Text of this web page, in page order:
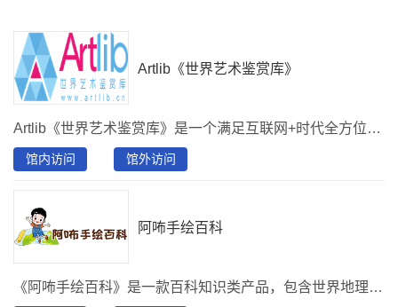
Artlib《世界艺术鉴赏库》
Artlib《世界艺术鉴赏库》是一个满足互联网+时代全方位艺术鉴赏需求的产品，收录高清图片并处于实时更新状态，涵盖油画、素描、版画、水彩、国画、书法、壁画、雕塑、篆刻、建筑艺术及其他类型，包含艺术普及、艺术故事、艺术品、艺术家、艺术机构、资讯六大内容模块。具有：知识系统组织、内容全面完整、数据深度标引、超级高清大图呈现、知识点内容模块关联、艺术辞典规范等专业特点。不仅能够提供高质量的艺术作品图片（可以进行高倍数放大，可以满足临摹、学习等多场景使用），同时能够为艺术鉴赏学习提供了大量的辅助素材和必要工具。
馆内访问 馆外访问
阿咘手绘百科
《阿咘手绘百科》是一款百科知识类产品，包含世界地理、中国地理、世界历史、中国历史、儿童教养、艺术素养、原创活动七款独立手绘数据模块。以“手绘主题+手绘元素+文化详情”组成内容体系，三端自适应，平台资源丰富，涵盖文化设施、非遗文化、旅游名胜、文物古迹、名人历史、互动游戏、专属问答等30余种大类，共200余张原创手绘图，10000余手绘元素，项目15000条，问答30000余条，年更新手绘图10余张、原创元素300余个。在原有数据库基础上擅长内容+服务定制，可根据需求，打造特色、综合性平台。